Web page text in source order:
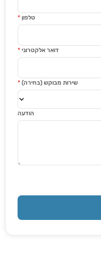
טלפון *
דואר אלקטרוני *
שירות מבוקש (בחירה) *
הודעה